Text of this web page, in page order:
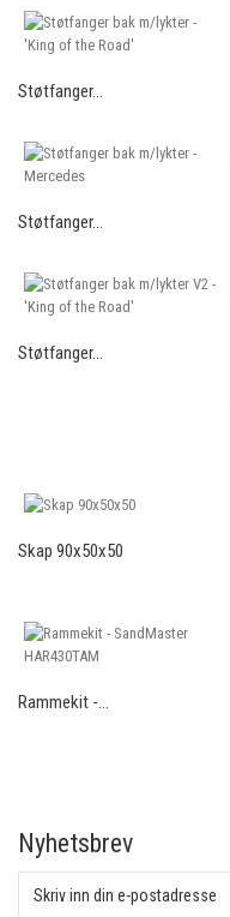
Støtfanger...
Støtfanger...
Støtfanger...
Skap 90x50x50
Rammekit -...
Nyhetsbrev